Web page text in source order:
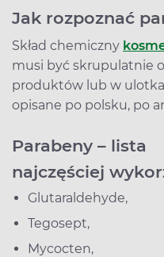
Jak rozpoznać
Skład chemiczny
musi być skrupulatnie
produktów lub w
opisane po polsku, po
Parabeny – lista
najczęściej
Glutaraldehyde,
Tegosept,
Mycocten,